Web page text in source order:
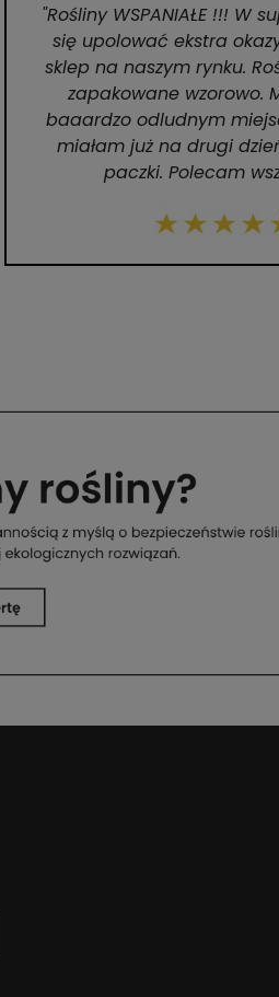
"Rośliny WSPANIAŁE !!! W
się upolować ekstra
sklep na naszym rynku.
zapakowane wzorowo.
baaardzo odludnym
miałam już na drugi
paczki. Polecam